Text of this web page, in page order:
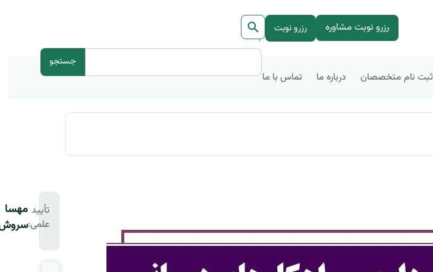
رزرو نوبت مشاوره رزرو نوبت
جستجو
ثبت نام متخصصان درباره ما تماس با ما
تأیید
علمی:
مهسا